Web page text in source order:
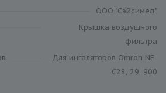
ООО "Сэйсимед"
Крышка воздушного
фильтра
Для ингаляторов Omron NE-
C28, 29, 900